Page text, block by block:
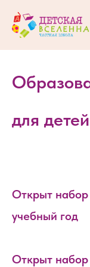
для
Открыт набор
учебный год
Открыт набор